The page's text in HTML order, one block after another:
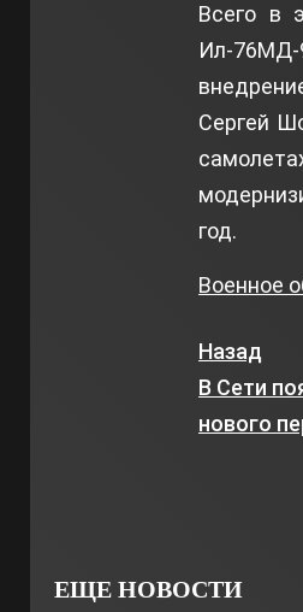
Всего в
Ил-76МД-
Сергей
год.
Военное
Назад
В Сети
нового
ЕЩЕ НОВОСТИ